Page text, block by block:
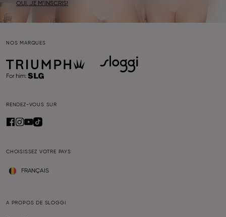
OUI, JE M’INSCRIS!
NOS MARQUES
RENDEZ-VOUS SUR
CHOISISSEZ VOTRE PAYS
FRANÇAIS
A PROPOS DE SLOGGI